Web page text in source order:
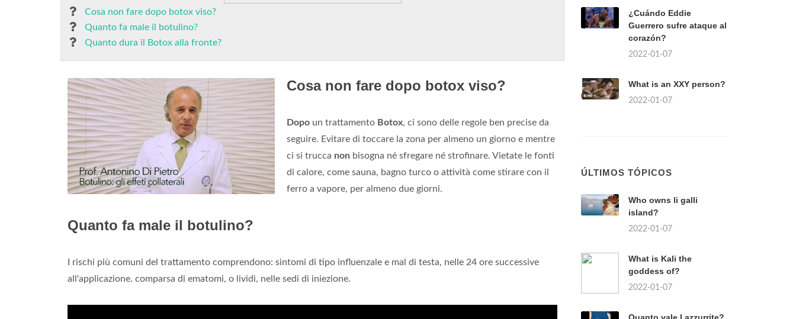
Cosa non fare dopo botox viso?
Quanto fa male il botulino?
Quanto dura il Botox alla fronte?
Cosa non fare dopo botox viso?
Dopo un trattamento Botox, ci sono delle regole ben precise da
seguire. Evitare di toccare la zona per almeno un giorno e mentre
ci si trucca non bisogna né sfregare né strofinare. Vietate le fonti
di calore, come sauna, bagno turco o attività come stirare con il
ferro a vapore, per almeno due giorni.
Quanto fa male il botulino?
I rischi più comuni del trattamento comprendono: sintomi di tipo influenzale e mal di testa, nelle 24 ore successive
all'applicazione. comparsa di ematomi, o lividi, nelle sedi di iniezione.
¿Cuándo Eddie
Guerrero sufre ataque al
corazón?
2022-01-07
What is an XXY person?
2022-01-07
ÚLTIMOS TÓPICOS
Who owns li galli
island?
2022-01-07
What is Kali the
goddess of?
2022-01-07